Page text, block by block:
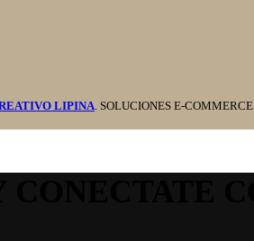
LIPINA. SOLUCIONES E-COMMERCE